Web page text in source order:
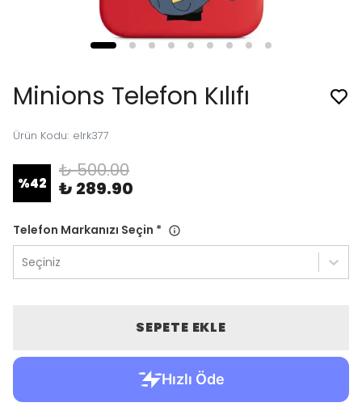
Minions Telefon Kılıfı
Ürün Kodu: elrk377
%42
₺ 500.00
₺ 289.90
Telefon Markanızı Seçin *
Seçiniz
SEPETE EKLE